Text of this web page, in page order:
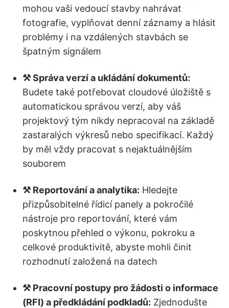
mohou vaši vedoucí stavby nahrávat
fotografie, vyplňovat denní záznamy a hlásit
problémy i na vzdálených stavbách se
špatným signálem
⚒️ Správa verzí a ukládání dokumentů:
Budete také potřebovat cloudové úložiště s
automatickou správou verzí, aby váš
projektový tým nikdy nepracoval na základě
zastaralých výkresů nebo specifikací. Každý
by měl vždy pracovat s nejaktuálnějším
souborem
⚒️ Reportování a analytika: Hledejte
přizpůsobitelné řídicí panely a pokročilé
nástroje pro reportování, které vám
poskytnou přehled o výkonu, pokroku a
celkové produktivitě, abyste mohli činit
rozhodnutí založená na datech
⚒️ Pracovní postupy pro žádosti o informace
(RFI) a předkládání podkladů: Zjednodušte